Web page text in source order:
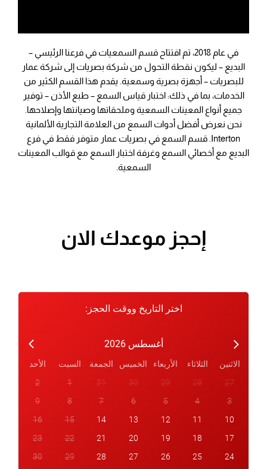
في عام 2018، تم افتتاح قسم السمعيات في فرعنا الرئيسي –
البديع – ليكون نقطة التحول من شركة بصريات إلى شركة عمار
للبصريات – أجهزة بصرية وسمعية. يقدم هذا القسم الكثير من
الخدمات، بما في ذلك: اختبار قياس السمع – طبع الأذن – توفير
جميع أنواع المعينات السمعية وملحقاتها وصيانتها وإصلاحها.
نحن نعرض أفضل أدوات السمع من العلامة التجارية الألمانية
Interton. قسم السمع في بصريات عمار متوفر فقط في فرع
البديع مع أخصائي السمع وغرفة اختبار السمع مع قوالب المعينات
السمعية.
إحجز موعدك الان
اختر التاريخ ووقت الحجز:
أغسطس 2026
الاثنين الثلاثاء الأربعاء الخميس الجمعة السبت
الأحد
27
28
29
30
31
1
2
3
4
5
6
7
8
9
10
11
12
13
14
15
16
17
18
19
20
21
22
23
24
25
26
27
28
29
30